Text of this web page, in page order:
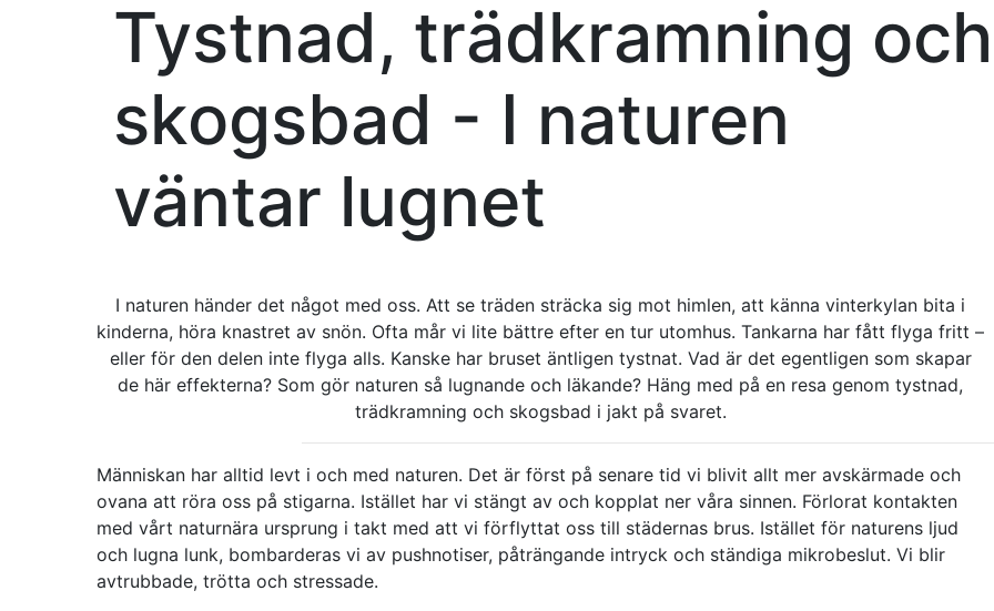
Tystnad, trädkramning och
skogsbad - I naturen
väntar lugnet
I naturen händer det något med oss. Att se träden sträcka sig mot himlen, att känna vinterkylan bita i
kinderna, höra knastret av snön. Ofta mår vi lite bättre efter en tur utomhus. Tankarna har fått flyga fritt –
eller för den delen inte flyga alls. Kanske har bruset äntligen tystnat. Vad är det egentligen som skapar
de här effekterna? Som gör naturen så lugnande och läkande? Häng med på en resa genom tystnad,
trädkramning och skogsbad i jakt på svaret.
Människan har alltid levt i och med naturen. Det är först på senare tid vi blivit allt mer avskärmade och
ovana att röra oss på stigarna. Istället har vi stängt av och kopplat ner våra sinnen. Förlorat kontakten
med vårt naturnära ursprung i takt med att vi förflyttat oss till städernas brus. Istället för naturens ljud
och lugna lunk, bombarderas vi av pushnotiser, påträngande intryck och ständiga mikrobeslut. Vi blir
avtrubbade, trötta och stressade.